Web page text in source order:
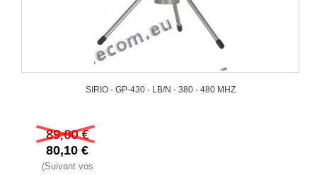
SIRIO - GP-430 - LB/N - 380 - 480 MHZ
89,00 €
80,10 €
(Suivant vos